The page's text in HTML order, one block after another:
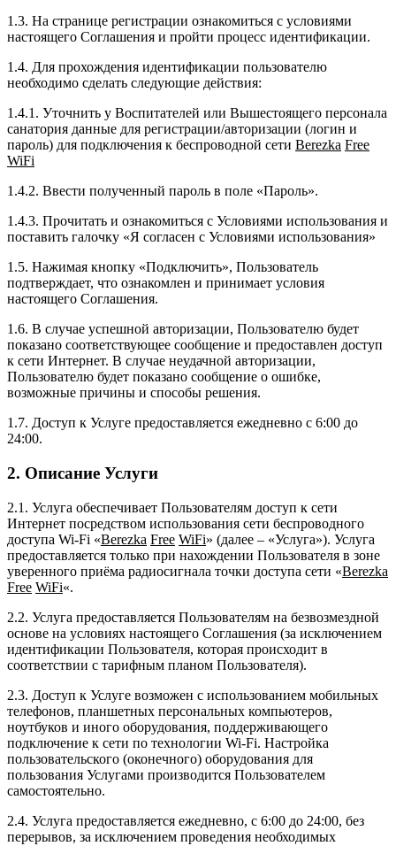
1.3. На странице регистрации ознакомиться с условиями
настоящего Соглашения и пройти процесс идентификации.
1.4. Для прохождения идентификации пользователю
необходимо сделать следующие действия:
1.4.1. Уточнить у Воспитателей или Вышестоящего персонала
санатория данные для регистрации/авторизации (логин и
пароль) для подключения к беспроводной сети Berezka Free
WiFi
1.4.2. Ввести полученный пароль в поле «Пароль».
1.4.3. Прочитать и ознакомиться с Условиями использования и
поставить галочку «Я согласен с Условиями использования»
1.5. Нажимая кнопку «Подключить», Пользователь
подтверждает, что ознакомлен и принимает условия
настоящего Соглашения.
1.6. В случае успешной авторизации, Пользователю будет
показано соответствующее сообщение и предоставлен доступ
к сети Интернет. В случае неудачной авторизации,
Пользователю будет показано сообщение о ошибке,
возможные причины и способы решения.
1.7. Доступ к Услуге предоставляется ежедневно с 6:00 до
24:00.
2. Описание Услуги
2.1. Услуга обеспечивает Пользователям доступ к сети
Интернет посредством использования сети беспроводного
доступа Wi-Fi «Berezka Free WiFi» (далее – «Услуга»). Услуга
предоставляется только при нахождении Пользователя в зоне
уверенного приёма радиосигнала точки доступа сети «Berezka
Free WiFi«.
2.2. Услуга предоставляется Пользователям на безвозмездной
основе на условиях настоящего Соглашения (за исключением
идентификации Пользователя, которая происходит в
соответствии с тарифным планом Пользователя).
2.3. Доступ к Услуге возможен с использованием мобильных
телефонов, планшетных персональных компьютеров,
ноутбуков и иного оборудования, поддерживающего
подключение к сети по технологии Wi-Fi. Настройка
пользовательского (оконечного) оборудования для
пользования Услугами производится Пользователем
самостоятельно.
2.4. Услуга предоставляется ежедневно, с 6:00 до 24:00, без
перерывов, за исключением проведения необходимых